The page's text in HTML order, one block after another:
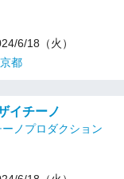
6/18（火）
都
イチーノ
ーノプロダクション